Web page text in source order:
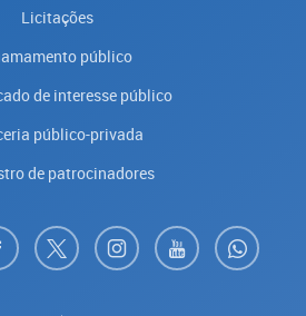
Licitações
público
de interesse público
público-privada
de patrocinadores